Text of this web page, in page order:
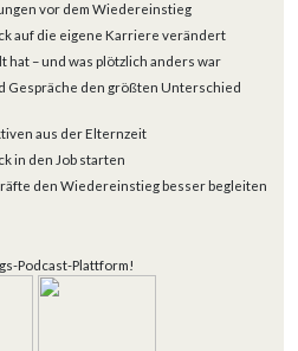
vor dem Wiedereinstieg
auf die eigene Karriere verändert
hat – und was plötzlich anders war
Gespräche den größten Unterschied
aus der Elternzeit
in den Job starten
den Wiedereinstieg besser begleiten
Podcast-Plattform!